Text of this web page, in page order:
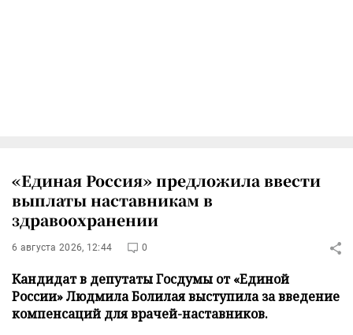
«Единая Россия» предложила ввести
выплаты наставникам в
здравоохранении
6 августа 2026, 12:44 0
Кандидат в депутаты Госдумы от «Единой
России» Людмила Болилая выступила за введение
компенсаций для врачей-наставников.